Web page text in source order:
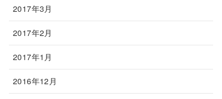
2017年3月
2017年2月
2017年1月
2016年12月